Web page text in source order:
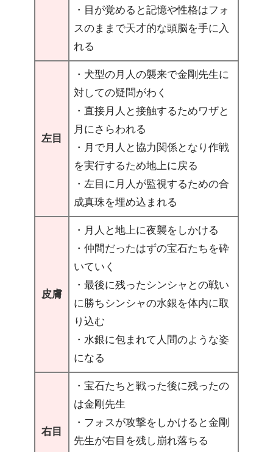
・目が覚めると記憶や性格はフォ
スのままで天才的な頭脳を手に入
れる
左目
・犬型の月人の襲来で金剛先生に
対しての疑問がわく
・直接月人と接触するためワザと
月にさらわれる
・月で月人と協力関係となり作戦
を実行するため地上に戻る
・左目に月人が監視するための合
成真珠を埋め込まれる
皮膚
・月人と地上に夜襲をしかける
・仲間だったはずの宝石たちを砕
いていく
・最後に残ったシンシャとの戦い
に勝ちシンシャの水銀を体内に取
り込む
・水銀に包まれて人間のような姿
になる
右目
・宝石たちと戦った後に残ったの
は金剛先生
・フォスが攻撃をしかけると金剛
先生が右目を残し崩れ落ちる